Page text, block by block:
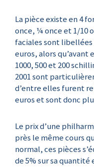
La pièce existe en 4
once, ¼ once et 1/10
faciales sont libellées
euros, alors qu’avant
1000, 500 et 200
2001 sont
d’entre elles furent
euros et sont donc
Le prix d’une
près le même cours
normal, ces pièces
de 5% sur sa quantité